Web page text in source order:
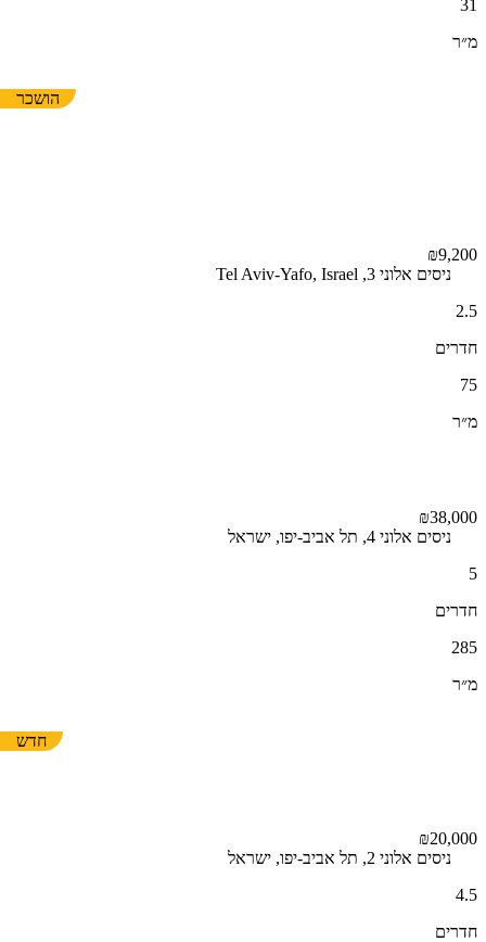
31
מ״ר
הושכר
₪9,200
ניסים אלוני 3, Tel Aviv-Yafo, Israel
2.5
חדרים
75
מ״ר
₪38,000
ניסים אלוני 4, תל אביב-יפו, ישראל
5
חדרים
285
מ״ר
חדש
₪20,000
ניסים אלוני 2, תל אביב-יפו, ישראל
4.5
חדרים